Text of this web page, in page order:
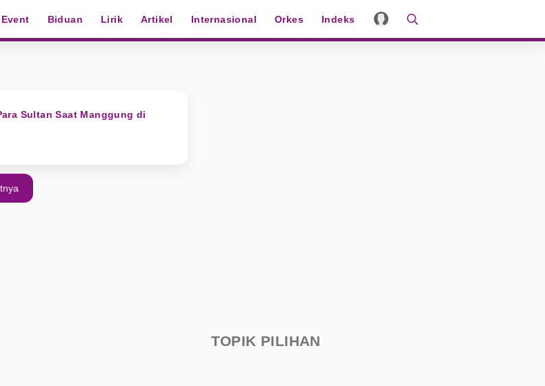
Event Biduan Lirik Artikel Internasional Orkes Indeks
Sultan Saat Manggung di
TOPIK PILIHAN